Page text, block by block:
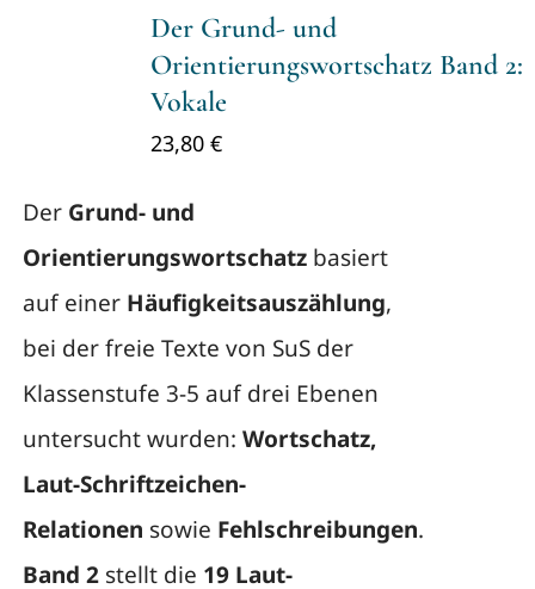
Der Grund- und
Orientierungswortschatz Band 2:
Vokale
23,80 €
Der Grund- und
Orientierungswortschatzbasiert
auf einer Häufigkeitsauszählung,
bei der freie Texte von SuS der
Klassenstufe 3-5 auf drei Ebenen
untersucht wurden: Wortschatz,
Laut-Schriftzeichen-
Relationen sowie Fehlschreibungen.
Band 2stellt die 19 Laut-